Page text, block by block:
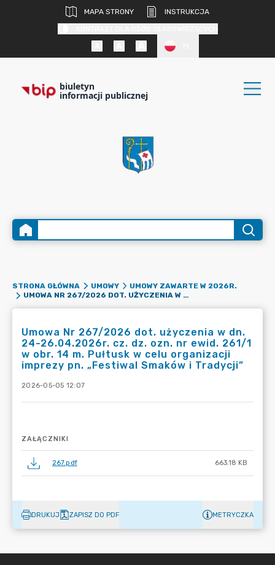
MAPA STRONY
INSTRUKCJA
biuletyn
informacji publicznej
STRONA GŁÓWNA UMOWY
UMOWY ZAWARTE W 2026R.
UMOWA NR 267/2026 DOT. UŻYCZENIA W DN. 24-26.04.2026R. CZ. DZ. OZN. NR EWID. 261/1 W OBR. 14 M. PUŁTUSK W CELU ORGANIZACJI IMPREZY PN. „FESTIWAL SMAKÓW I TRADYCJI”
Umowa Nr 267/2026 dot. użyczenia w dn.
24-26.04.2026r. cz. dz. ozn. nr ewid. 261/1
w obr. 14 m. Pułtusk w celu organizacji
imprezy pn. „Festiwal Smaków i Tradycji”
2026-05-05 12:07
ZAŁĄCZNIKI
267.pdf 663.18 KB
DRUKUJ ZAPISZ DO PDF METRYCZKA